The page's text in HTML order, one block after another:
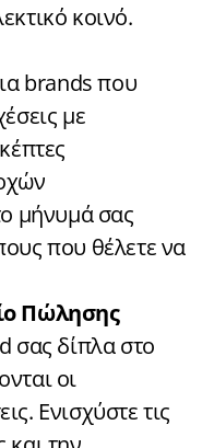
κοινό.
brands που
με
μήνυμά σας
που θέλετε να
Πώλησης
σας δίπλα στο
οι
Ενισχύστε τις